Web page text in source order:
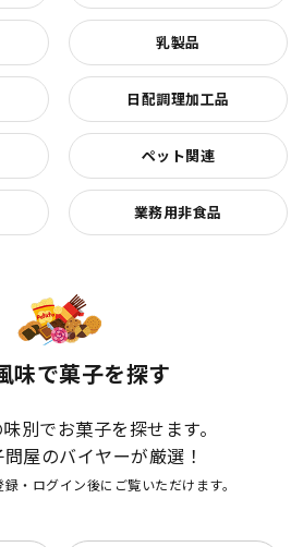
乳製品
日配調理加工品
ペット関連
業務用非食品
味で菓子を探す
別でお菓子を探せます。
屋のバイヤーが厳選！
・ログイン後にご覧いただけます。